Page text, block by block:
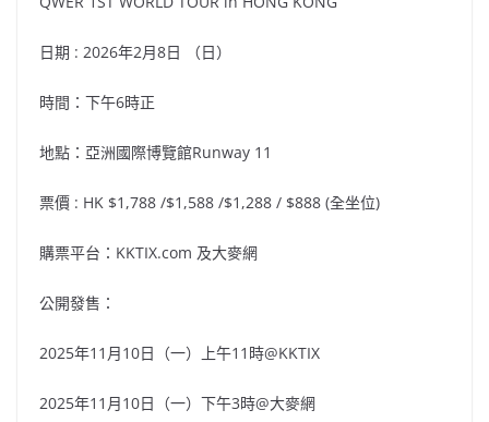
日期 : 2026年2月8日 （日）
時間：下午6時正
地點：亞洲國際博覽館Runway 11
票價 : HK $1,788 /$1,588 /$1,288 / $888 (全坐位)
購票平台：KKTIX.com 及大麥網
公開發售：
2025年11月10日（一）上午11時@KKTIX
2025年11月10日（一）下午3時@大麥網